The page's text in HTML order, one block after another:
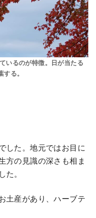
いるのが特徴。日が当たる
る。
した。地元ではお目に
方の見識の深さも相ま
。
土産があり、ハーブテ